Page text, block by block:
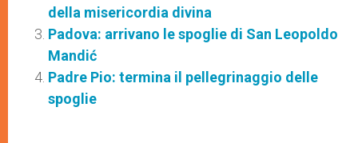
della misericordia divina
Padova: arrivano le spoglie di San Leopoldo
Mandić
Padre Pio: termina il pellegrinaggio delle
spoglie